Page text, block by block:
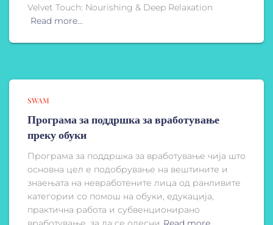
Velvet Touch: Nourishing & Deep Relaxation
Read more…
SWAM
Програма за поддршка за вработување
преку обуки
Програма за поддршка за вработување чија што
основна цел е подобрување на вештините и
знаењата на невработените лица од ранливите
категории со помош на обуки, едукација,
практична работа и субвенционирано